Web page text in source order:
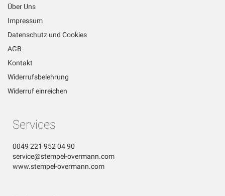
Über Uns
Impressum
Datenschutz und Cookies
AGB
Kontakt
Widerrufsbelehrung
Widerruf einreichen
Services
0049 221 952 04 90
service@stempel-overmann.com
www.stempel-overmann.com